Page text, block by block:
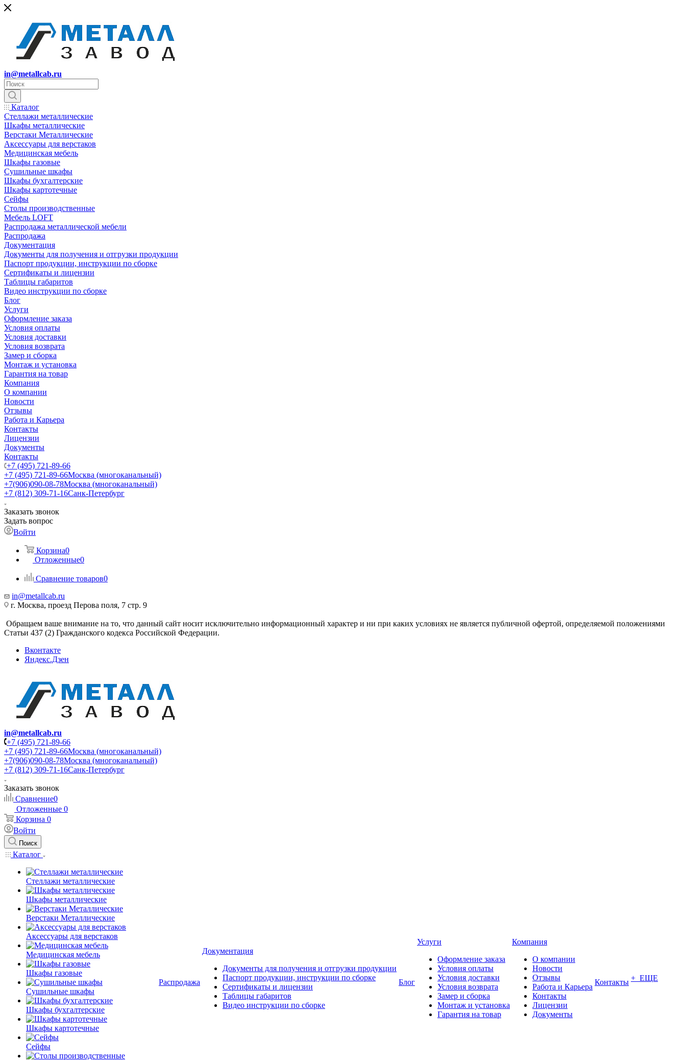
in@metallcab.ru
Каталог
Стеллажи металлические
Шкафы металлические
Верстаки Металлические
Аксессуары для верстаков
Медицинская мебель
Шкафы газовые
Сушильные шкафы
Шкафы бухгалтерские
Шкафы картотечные
Сейфы
Столы производственные
Мебель LOFT
Распродажа металлической мебели
Распродажа
Документация
Документы для получения и отгрузки продукции
Паспорт продукции, инструкции по сборке
Сертификаты и лицензии
Таблицы габаритов
Видео инструкции по сборке
Блог
Услуги
Оформление заказа
Условия оплаты
Условия доставки
Условия возврата
Замер и сборка
Монтаж и установка
Гарантия на товар
Компания
О компании
Новости
Отзывы
Работа и Карьера
Контакты
Лицензии
Документы
Контакты
+7 (495) 721-89-66
+7 (495) 721-89-66Москва (многоканальный)
+7(906)090-08-78Москва (многоканальный)
+7 (812) 309-71-16Санк-Петербург
Заказать звонок
Задать вопрос
Войти
Корзина0
Отложенные0
Сравнение товаров0
in@metallcab.ru
г. Москва, проезд Перова поля, 7 стр. 9
Обращаем ваше внимание на то, что данный сайт носит исключительно информационный характер и ни при каких условиях не является публичной офертой, определяемой положениями
Статьи 437 (2) Гражданского кодекса Российской Федерации.
Вконтакте
Яндекс.Дзен
in@metallcab.ru
+7 (495) 721-89-66
+7 (495) 721-89-66Москва (многоканальный)
+7(906)090-08-78Москва (многоканальный)
+7 (812) 309-71-16Санк-Петербург
Заказать звонок
Сравнение0
Отложенные 0
Корзина 0
Войти
Поиск
Каталог
Стеллажи металлические
Шкафы металлические
Верстаки Металлические
Аксессуары для верстаков
Медицинская мебель
Шкафы газовые
Сушильные шкафы
Шкафы бухгалтерские
Шкафы картотечные
Сейфы
Распродажа
Документация
Документы для получения и отгрузки продукции
Паспорт продукции, инструкции по сборке
Сертификаты и лицензии
Таблицы габаритов
Видео инструкции по сборке
Блог
Услуги
Оформление заказа
Условия оплаты
Условия доставки
Условия возврата
Замер и сборка
Монтаж и установка
Гарантия на товар
Компания
О компании
Новости
Отзывы
Работа и Карьера
Контакты
Лицензии
Документы
Контакты + ЕЩЕ